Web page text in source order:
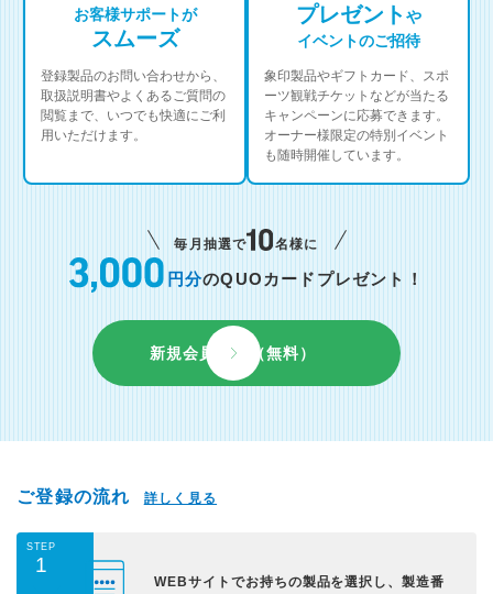
お客様サポートが
スムーズ
登録製品のお問い合わせから、
取扱説明書やよくあるご質問の
閲覧まで、いつでも快適にご利
用いただけます。
プレゼントや
イベントのご招待
象印製品やギフトカード、スポ
ーツ観戦チケットなどが当たる
キャンペーンに応募できます。
オーナー様限定の特別イベント
も随時開催しています。
毎月抽選で 名様に
円分のQUOカードプレゼント！
新規会員登録（無料）
ご登録の流れ 詳しく見る
STEP
1
WEBサイトでお持ちの製品を選択し、製造番